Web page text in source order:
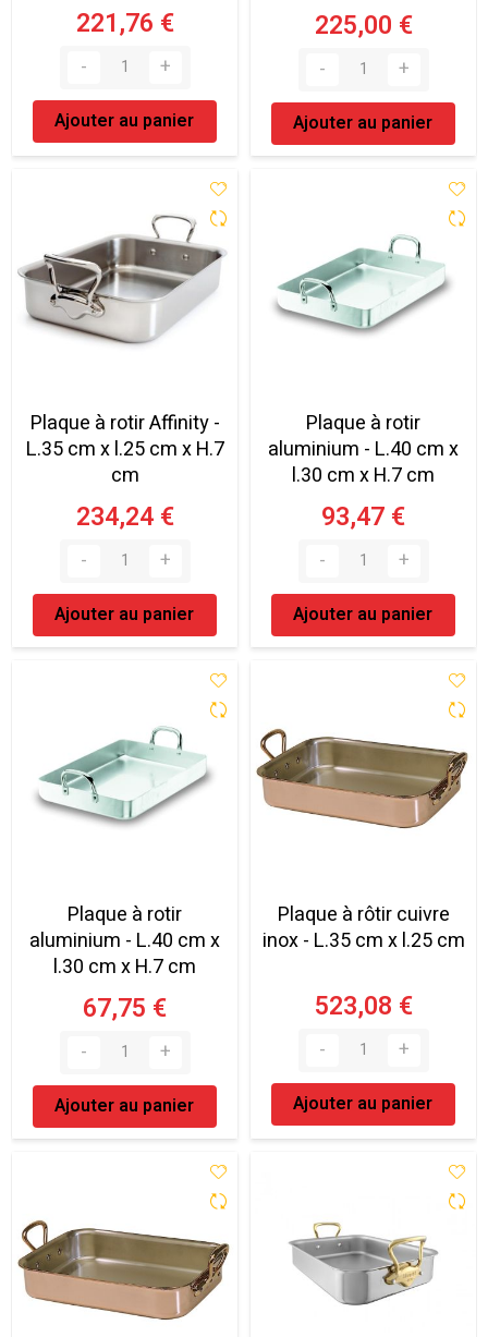
221,76 €
Ajouter au panier
225,00 €
Ajouter au panier
Plaque à rotir Affinity -
L.35 cm x l.25 cm x H.7
cm
234,24 €
Ajouter au panier
Plaque à rotir
aluminium - L.40 cm x
l.30 cm x H.7 cm
93,47 €
Ajouter au panier
Plaque à rotir
aluminium - L.40 cm x
l.30 cm x H.7 cm
67,75 €
Ajouter au panier
Plaque à rôtir cuivre
inox - L.35 cm x l.25 cm
523,08 €
Ajouter au panier